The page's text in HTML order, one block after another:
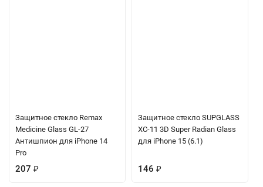
Защитное стекло Remax
Medicine Glass GL-27
Антишпион для iPhone 14
Pro
207 ₽
Защитное стекло SUPGLASS
XC-11 3D Super Radian Glass
для iPhone 15 (6.1)
146 ₽